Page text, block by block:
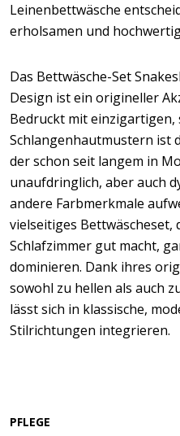
Leinenbettwäsche
erholsamen und
Das Bettwäsche-Set
Design ist ein origineller
Bedruckt mit einzigartigen,
Schlangenhautmustern ist
der schon seit langem in
unaufdringlich, aber auch
andere Farbmerkmale
vielseitiges Bettwäscheset,
Schlafzimmer gut macht,
dominieren. Dank ihres
sowohl zu hellen als auch
lässt sich in klassische,
Stilrichtungen integrieren.
PFLEGE